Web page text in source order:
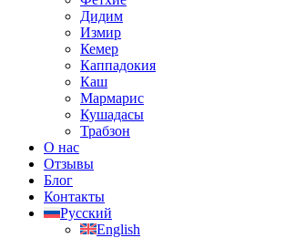
Дидим
Измир
Кемер
Каппадокия
Каш
Мармарис
Кушадасы
Трабзон
О нас
Отзывы
Блог
Контакты
Русский
English